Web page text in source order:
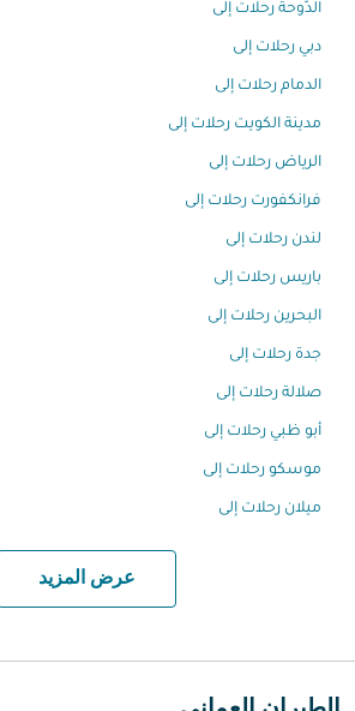
الدّوحة رحلات إلى
دبي رحلات إلى
الدمام رحلات إلى
مدينة الكويت رحلات إلى
الرياض رحلات إلى
فرانكفورت رحلات إلى
لندن رحلات إلى
باريس رحلات إلى
البحرين رحلات إلى
جدة رحلات إلى
صلالة رحلات إلى
أبو ظبي رحلات إلى
موسكو رحلات إلى
ميلان رحلات إلى
عرض المزيد